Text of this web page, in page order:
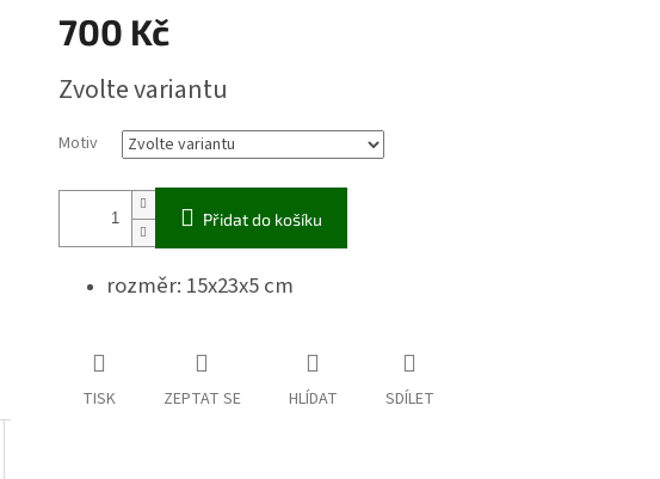
700 Kč
cena:
Zvolte variantu
Motiv
Přidat do košíku
rozměr: 15x23x5 cm
TISK ZEPTAT SE HLÍDAT SDÍLET